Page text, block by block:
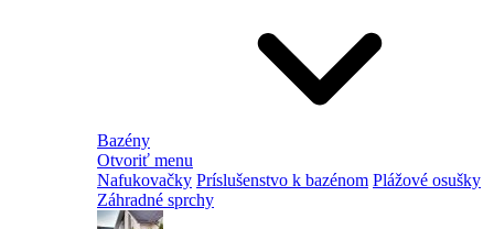
Bazény
Otvoriť menu
Nafukovačky Príslušenstvo k bazénom Plážové osušky
Záhradné sprchy